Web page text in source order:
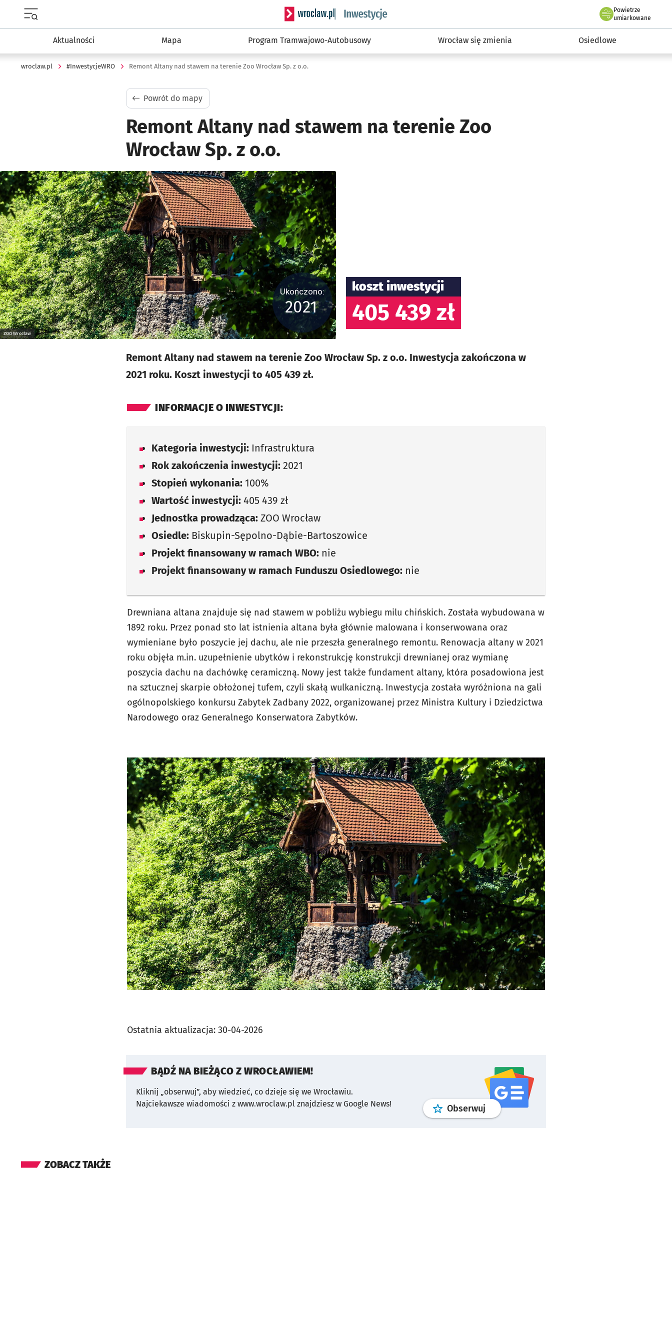
Serwis informacyjny wroclaw.pl podserwis: #InwestycjeWRO - miejskie inwestycje 2019-2032
Powietrze
we Wrocławiu
umiarkowane
Aktualności Mapa Program Tramwajowo-Autobusowy Wrocław się zmienia Osiedlowe
wroclaw.pl #InwestycjeWRO Remont Altany nad stawem na terenie Zoo Wrocław Sp. z o.o.
Powrót do mapy
Remont Altany nad stawem na terenie Zoo
Wrocław Sp. z o.o.
Kliknij, aby powiększyć
ZOO Wrocław
Ukończono:
2021
koszt inwestycji
405 439 zł
Remont Altany nad stawem na terenie Zoo Wrocław Sp. z o.o. Inwestycja zakończona w
2021 roku. Koszt inwestycji to 405 439 zł.
INFORMACJE O INWESTYCJI:
Kategoria inwestycji: Infrastruktura
Rok zakończenia inwestycji: 2021
Stopień wykonania: 100%
Wartość inwestycji: 405 439 zł
Jednostka prowadząca: ZOO Wrocław
Osiedle: Biskupin-Sępolno-Dąbie-Bartoszowice
Projekt finansowany w ramach WBO: nie
Projekt finansowany w ramach Funduszu Osiedlowego: nie
Drewniana altana znajduje się nad stawem w pobliżu wybiegu milu chińskich. Została wybudowana w
1892 roku. Przez ponad sto lat istnienia altana była głównie malowana i konserwowana oraz
wymieniane było poszycie jej dachu, ale nie przeszła generalnego remontu. Renowacja altany w 2021
roku objęła m.in. uzupełnienie ubytków i rekonstrukcję konstrukcji drewnianej oraz wymianę
poszycia dachu na dachówkę ceramiczną. Nowy jest także fundament altany, która posadowiona jest
na sztucznej skarpie obłożonej tufem, czyli skałą wulkaniczną. Inwestycja została wyróżniona na gali
ogólnopolskiego konkursu Zabytek Zadbany 2022, organizowanej przez Ministra Kultury i Dziedzictwa
Narodowego oraz Generalnego Konserwatora Zabytków.
Ostatnia aktualizacja: 30-04-2026
BĄDŹ NA BIEŻĄCO Z WROCŁAWIEM!
Kliknij „obserwuj”, aby wiedzieć, co dzieje się we Wrocławiu.
Najciekawsze wiadomości z www.wroclaw.pl znajdziesz w Google News!
Obserwuj profilgoogle news
ZOBACZ TAKŻE